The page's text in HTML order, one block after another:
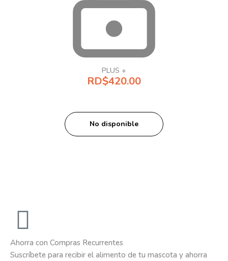
PLUS +
RD$420.00
No disponible
Ahorra con Compras Recurrentes
Suscríbete para recibir el alimento de tu mascota y ahorra